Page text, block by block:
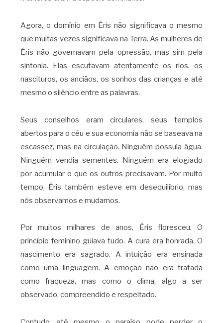
Agora, o domínio em Éris não significava o mesmo
que muitas vezes significava na Terra. As mulheres de
Éris não governavam pela opressão, mas sim pela
sintonia. Elas escutavam atentamente os rios, os
nascituros, os anciãos, os sonhos das crianças e até
mesmo o silêncio entre as palavras.
Seus conselhos eram circulares, seus templos
abertos para o céu e sua economia não se baseava na
escassez, mas na circulação. Ninguém possuía água.
Ninguém vendia sementes. Ninguém era elogiado
por acumular o que os outros precisavam. Por muito
tempo, Éris também esteve em desequilíbrio, mas
nós observamos e mudamos.
Por muitos milhares de anos, Éris floresceu. O
princípio feminino guiava tudo. A cura era honrada. O
nascimento era sagrado. A intuição era ensinada
como uma linguagem. A emoção não era tratada
como fraqueza, mas como o clima, algo a ser
observado, compreendido e respeitado.